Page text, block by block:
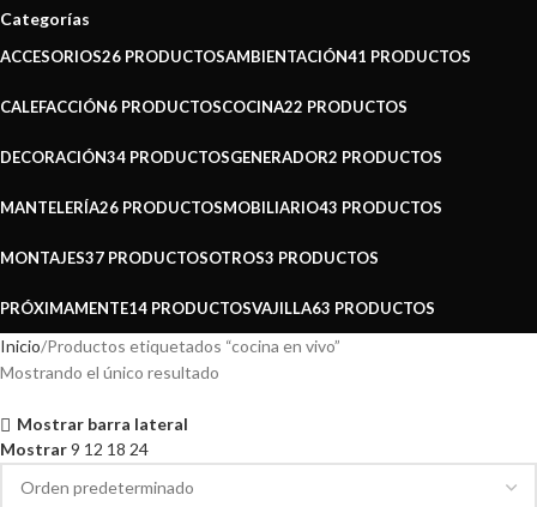
Categorías
ACCESORIOS26 PRODUCTOSAMBIENTACIÓN41 PRODUCTOS
CALEFACCIÓN6 PRODUCTOSCOCINA22 PRODUCTOS
DECORACIÓN34 PRODUCTOSGENERADOR2 PRODUCTOS
MANTELERÍA26 PRODUCTOSMOBILIARIO43 PRODUCTOS
MONTAJES37 PRODUCTOSOTROS3 PRODUCTOS
PRÓXIMAMENTE14 PRODUCTOSVAJILLA63 PRODUCTOS
Inicio Productos etiquetados “cocina en vivo”
Mostrando el único resultado
Mostrar barra lateral
Mostrar9 12 18 24